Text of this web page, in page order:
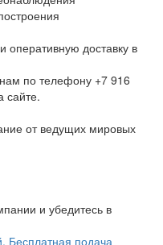
доставку в
по телефону +7 916
сайте.
от ведущих мировых
и убедитесь в